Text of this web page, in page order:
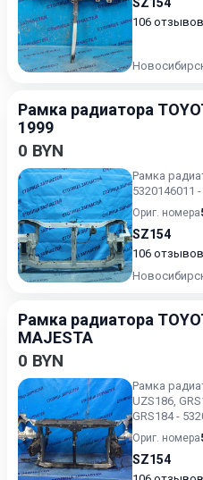
106 отзывов
Рамка радиатора
1999
0 BYN
Рамка
5320146011
Ориг. номера
SZ154
106 отзывов
Рамка радиатора
MAJESTA
0 BYN
Рамка
UZS186,
GRS184 -
Ориг. номера
SZ154